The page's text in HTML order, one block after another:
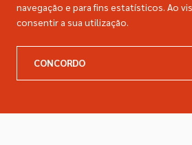
Catálogo
navegação e para fins estatísticos. Ao
consentir a sua utilização.
CONCORDO